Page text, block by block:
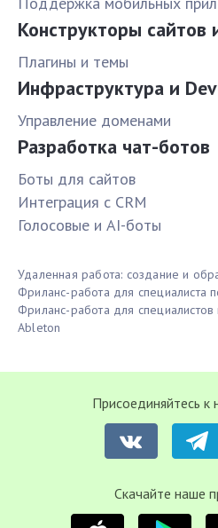
Конструкторы сайтов
Плагины и темы
Инфраструктура и
Управление доменами
Разработка чат-ботов
Боты для сайтов
Интеграция с CRM
Голосовые и AI-боты
Удаленная работа: создание и
Фриланс-работа для специалиста
Фриланс-работа для
Ableton
Присоединяйтесь к
Cкачайте наше